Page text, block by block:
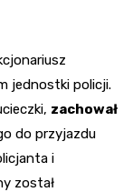
jednostki policji.
zachował
do przyjazdu
i
został